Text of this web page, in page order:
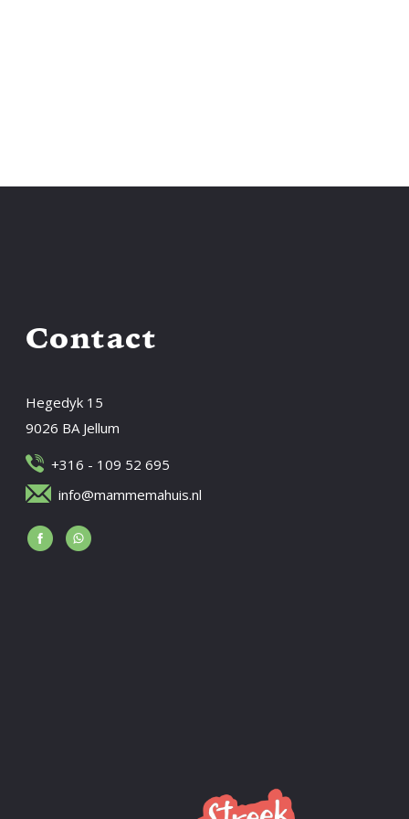
Contact
Hegedyk 15
9026 BA Jellum
+316 - 109 52 695
info@mammemahuis.nl